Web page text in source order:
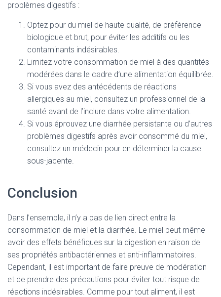
problèmes digestifs :
Optez pour du miel de haute qualité, de préférence
biologique et brut, pour éviter les additifs ou les
contaminants indésirables.
Limitez votre consommation de miel à des quantités
modérées dans le cadre d’une alimentation équilibrée.
Si vous avez des antécédents de réactions
allergiques au miel, consultez un professionnel de la
santé avant de l’inclure dans votre alimentation.
Si vous éprouvez une diarrhée persistante ou d’autres
problèmes digestifs après avoir consommé du miel,
consultez un médecin pour en déterminer la cause
sous-jacente.
Conclusion
Dans l’ensemble, il n’y a pas de lien direct entre la
consommation de miel et la diarrhée. Le miel peut même
avoir des effets bénéfiques sur la digestion en raison de
ses propriétés antibactériennes et anti-inflammatoires.
Cependant, il est important de faire preuve de modération
et de prendre des précautions pour éviter tout risque de
réactions indésirables. Comme pour tout aliment, il est